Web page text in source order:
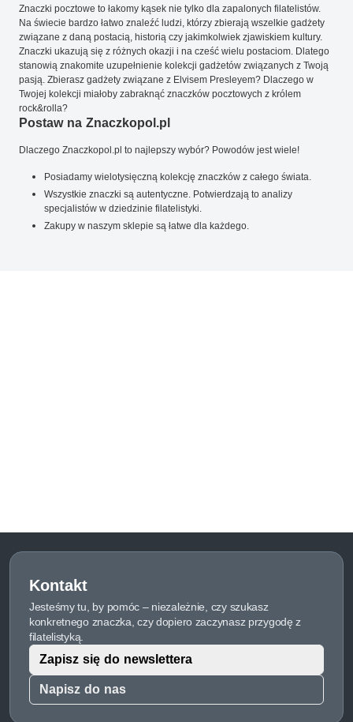
Znaczki pocztowe to łakomy kąsek nie tylko dla zapalonych filatelistów.
Na świecie bardzo łatwo znaleźć ludzi, którzy zbierają wszelkie gadżety
związane z daną postacią, historią czy jakimkolwiek zjawiskiem kultury.
Znaczki ukazują się z różnych okazji i na cześć wielu postaciom. Dlatego
stanowią znakomite uzupełnienie kolekcji gadżetów związanych z Twoją
pasją. Zbierasz gadżety związane z Elvisem Presleyem? Dlaczego w
Twojej kolekcji miałoby zabraknąć znaczków pocztowych z królem
rock&rolla?
Postaw na Znaczkopol.pl
Dlaczego Znaczkopol.pl to najlepszy wybór? Powodów jest wiele!
Posiadamy wielotysięczną kolekcję znaczków z całego świata.
Wszystkie znaczki są autentyczne. Potwierdzają to analizy
specjalistów w dziedzinie filatelistyki.
Zakupy w naszym sklepie są łatwe dla każdego.
Kontakt
Jesteśmy tu, by pomóc – niezależnie, czy szukasz
konkretnego znaczka, czy dopiero zaczynasz przygodę z
filatelistyką.
Napisz do nas
Zapisz się do newslettera